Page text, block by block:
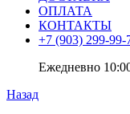
ОПЛАТА
КОНТАКТЫ
+7 (903) 299-99-
Ежедневно
Назад